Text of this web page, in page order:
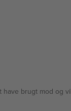
brugt mod og